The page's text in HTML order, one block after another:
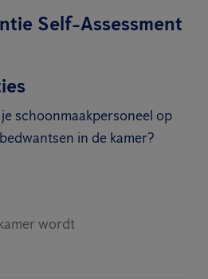
Self-Assessment
schoonmaakpersoneel op
in de kamer?
wordt